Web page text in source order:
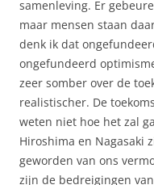
samenleving. Er
maar mensen staan
denk ik dat
ongefundeerd
zeer somber over de
realistischer. De
weten niet hoe het zal
Hiroshima en Nagasaki
geworden van ons
zijn de bedreigingen